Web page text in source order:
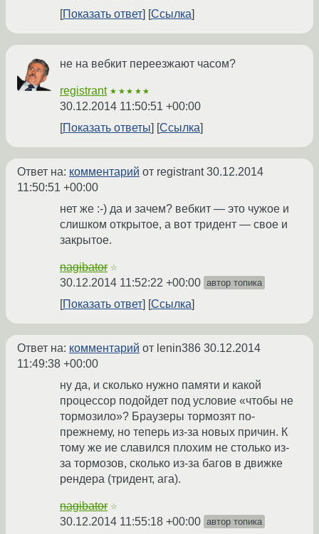
Показать ответ
Ссылка
не на вебкит переезжают часом?
registrant ★★★★★
30.12.2014 11:50:51 +00:00
Показать ответы
Ссылка
Ответ на: комментарий от registrant30.12.2014
11:50:51 +00:00
нет же :-) да и зачем? вебкит — это чужое и
слишком открытое, а вот тридент — свое и
закрытое.
nagibator ☆
30.12.2014 11:52:22 +00:00 автор топика
Показать ответ Ссылка
Ответ на: комментарий от lenin386 30.12.2014
11:49:38 +00:00
ну да, и сколько нужно памяти и какой
процессор подойдет под условие «чтобы не
тормозило»? Браузеры тормозят по-
прежнему, но теперь из-за новых причин. К
тому же ие славился плохим не столько из-
за тормозов, сколько из-за багов в движке
рендера (тридент, ага).
nagibator ☆
30.12.2014 11:55:18 +00:00 автор топика